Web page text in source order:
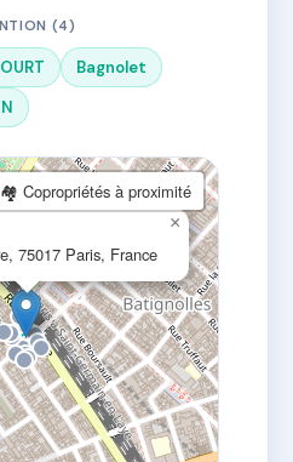
(4)
Bagnolet
75017 Paris, France
×
🏘 Copropriétés à proximité